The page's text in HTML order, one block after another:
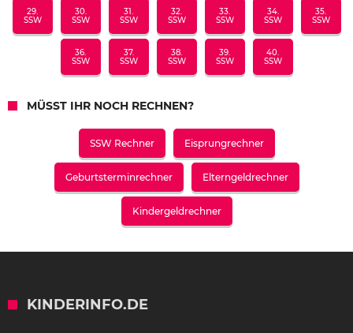
29.
SSW
30.
SSW
31.
SSW
32.
SSW
33.
SSW
34.
SSW
35.
SSW
36.
SSW
37.
SSW
38.
SSW
39.
SSW
40.
SSW
MÜSST IHR NOCH RECHNEN?
SSW Rechner Eisprungrechner
Geburtsterminrechner Elterngeldrechner
Kindergeldrechner
KINDERINFO.DE